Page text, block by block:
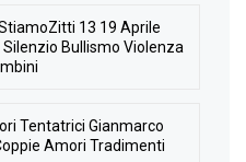
13 19 Aprile
Silenzio Bullismo Violenza
Tentatrici Gianmarco
Amori Tradimenti